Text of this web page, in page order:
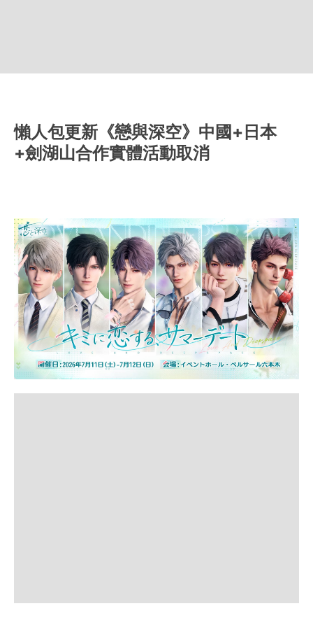
懶人包更新《戀與深空》中國+日本
+劍湖山合作實體活動取消